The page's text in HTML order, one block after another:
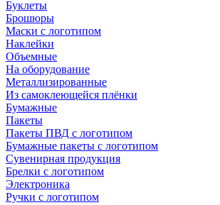
Буклеты
Брошюры
Маски с логотипом
Наклейки
Объемные
На оборудование
Металлизированные
Из самоклеющейся плёнки
Бумажные
Пакеты
Пакеты ПВД с логотипом
Бумажные пакеты с логотипом
Сувенирная продукция
Брелки с логотипом
Электроника
Ручки с логотипом